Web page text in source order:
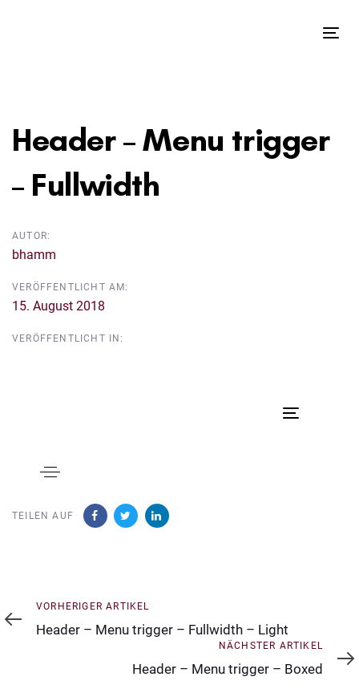
springen
Header – Menu trigger
– Fullwidth
AUTOR:
bhamm
VERÖFFENTLICHT AM:
15. August 2018
VERÖFFENTLICHT IN:
Toggle
TEILEN AUF
Vorheriger
Artikel
VORHERIGER ARTIKEL
Header – Menu trigger – Fullwidth – Light
Artikel
NÄCHSTER ARTIKEL
Header – Menu trigger – Boxed